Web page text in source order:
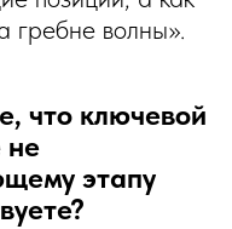
гребне волны».
что ключевой
не
этапу